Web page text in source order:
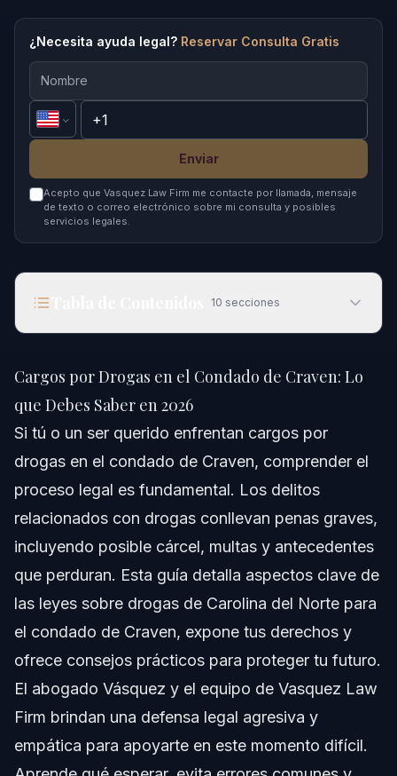
¿Necesita ayuda legal? Reservar Consulta Gratis
Enviar
Acepto que Vasquez Law Firm me contacte por llamada, mensaje
de texto o correo electrónico sobre mi consulta y posibles
servicios legales.
10 secciones
Respuesta Rápida
¿Qué Son los Cargos por Drogas en el Condado
de Craven?
Paso a Paso: Cómo Funciona el Proceso Legal
Pruebas y Defensas Comunes en Casos de
Drogas
Consecuencias y Penas en el Condado de
Craven
Cuándo Contactar a un Abogado de Defensa
Sobre Vasquez Law Firm
Confianza y Experiencia del Abogado
Preguntas Frecuentes
Cargos por Drogas en el Condado de Craven: Lo
que Debes Saber en 2026
Si tú o un ser querido enfrentan cargos por
drogas en el condado de Craven, comprender el
proceso legal es fundamental. Los delitos
relacionados con drogas conllevan penas graves,
incluyendo posible cárcel, multas y antecedentes
que perduran. Esta guía detalla aspectos clave de
las leyes sobre drogas de Carolina del Norte para
el condado de Craven, expone tus derechos y
ofrece consejos prácticos para proteger tu futuro.
El abogado Vásquez y el equipo de Vasquez Law
Firm brindan una defensa legal agresiva y
empática para apoyarte en este momento difícil.